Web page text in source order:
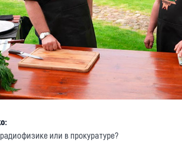
или в прокуратуре?